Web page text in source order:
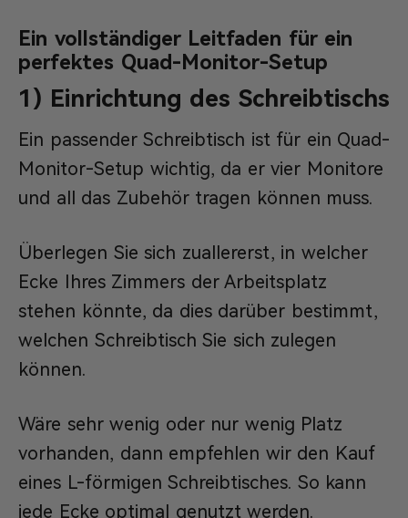
Ein vollständiger Leitfaden für ein
perfektes Quad-Monitor-Setup
1) Einrichtung des Schreibtischs
Ein passender Schreibtisch ist für ein Quad-
Monitor-Setup wichtig, da er vier Monitore
und all das Zubehör tragen können muss.
Überlegen Sie sich zuallererst, in welcher
Ecke Ihres Zimmers der Arbeitsplatz
stehen könnte, da dies darüber bestimmt,
welchen Schreibtisch Sie sich zulegen
können.
Wäre sehr wenig oder nur wenig Platz
vorhanden, dann empfehlen wir den Kauf
eines L-förmigen Schreibtisches. So kann
jede Ecke optimal genutzt werden.